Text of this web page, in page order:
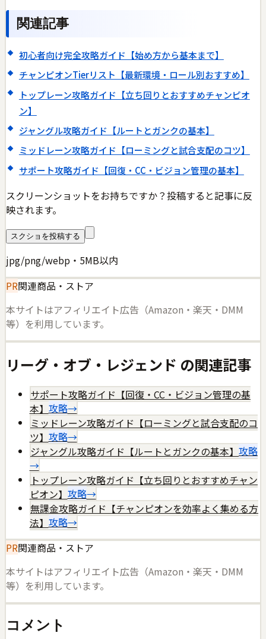
関連記事
初心者向け完全攻略ガイド【始め方から基本まで】
チャンピオンTierリスト【最新環境・ロール別おすすめ】
トップレーン攻略ガイド【立ち回りとおすすめチャンピオ
ン】
ジャングル攻略ガイド【ルートとガンクの基本】
ミッドレーン攻略ガイド【ローミングと試合支配のコツ】
サポート攻略ガイド【回復・CC・ビジョン管理の基本】
スクリーンショットをお持ちですか？投稿すると記事に反
映されます。
スクショを投稿する
jpg/png/webp・5MB以内
PR関連商品・ストア
本サイトはアフィリエイト広告（Amazon・楽天・DMM
等）を利用しています。
リーグ・オブ・レジェンド の関連記事
サポート攻略ガイド【回復・CC・ビジョン管理の基
本】 攻略→
ミッドレーン攻略ガイド【ローミングと試合支配のコ
ツ】 攻略→
ジャングル攻略ガイド【ルートとガンクの基本】 攻略
→
トップレーン攻略ガイド【立ち回りとおすすめチャン
ピオン】 攻略→
無課金攻略ガイド【チャンピオンを効率よく集める方
法】 攻略→
PR関連商品・ストア
本サイトはアフィリエイト広告（Amazon・楽天・DMM
等）を利用しています。
コメント